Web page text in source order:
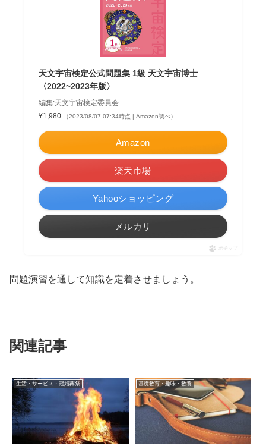
天文宇宙検定公式問題集 1級 天文宇宙博士
〈2022~2023年版〉
編集:天文宇宙検定委員会
¥1,980
（2023/08/07 07:34時点 | Amazon調べ）
Amazon
楽天市場
Yahooショッピング
メルカリ
ポチップ
問題演習を通して知識を定着させましょう。
関連記事
生活・サービス・冠婚葬祭 基礎教育・趣味・教養